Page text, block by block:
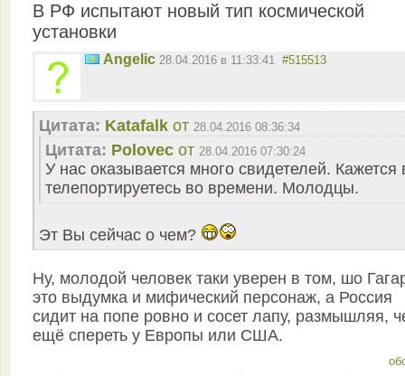
В РФ испытают новый тип космической
установки
Angelic 28.04.2016 в 11:33:41 #515513
Цитата: Katafalk от 28.04.2016 08:36:34
Цитата: Polovec от 28.04.2016 07:30:24
У нас оказывается много свидетелей. Кажется
телепортируетесь во времени. Молодцы.
Эт Вы сейчас о чем?
Ну, молодой человек таки уверен в том, шо
это выдумка и мифический персонаж, а Россия
сидит на попе ровно и сосет лапу, размышляя,
ещё спереть у Европы или США.